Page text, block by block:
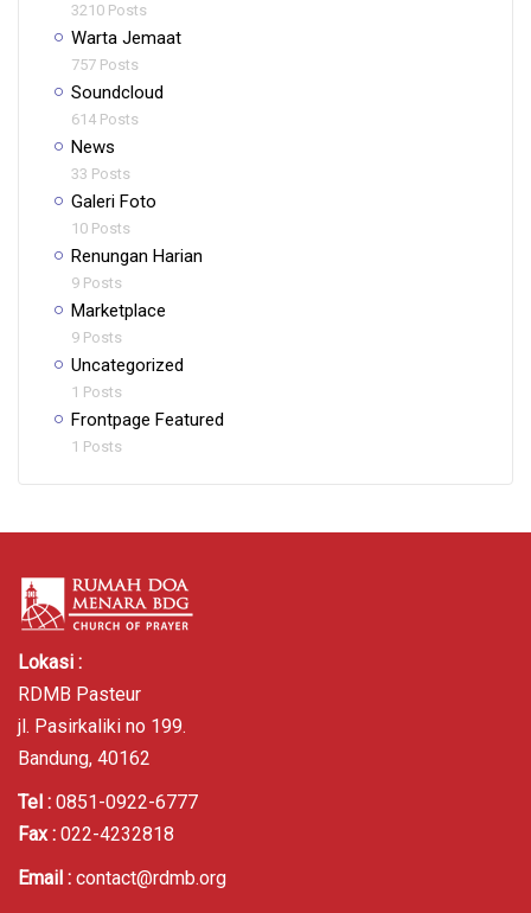
3210 Posts
Warta Jemaat
757 Posts
Soundcloud
614 Posts
News
33 Posts
Galeri Foto
10 Posts
Renungan Harian
9 Posts
Marketplace
9 Posts
Uncategorized
1 Posts
Frontpage Featured
1 Posts
Lokasi :
RDMB Pasteur
jl. Pasirkaliki no 199.
Bandung, 40162
Tel : 0851-0922-6777
Fax : 022-4232818
Email : contact@rdmb.org